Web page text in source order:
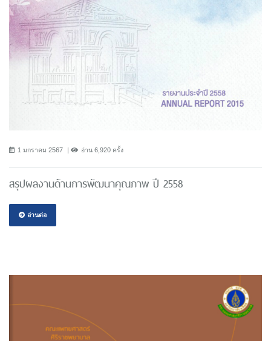
1 มกราคม 2567 อ่าน 6,920 ครั้ง
สรุปผลงานด้านการพัฒนาคุณภาพ ปี 2558
อ่านต่อ